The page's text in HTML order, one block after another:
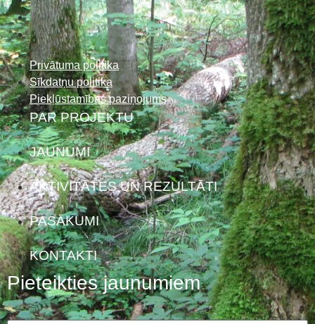
Privātuma politika
Sīkdatņu politika
Piekļūstamības paziņojums
PAR PROJEKTU
JAUNUMI
AKTIVITĀTES UN REZULTĀTI
PASĀKUMI
KONTAKTI
Pieteikties jaunumiem